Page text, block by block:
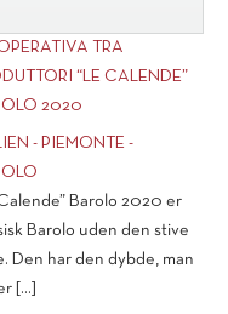
TRA
“LE CALENDE”
2020
- PIEMONTE -
Barolo 2020 er
Barolo uden den stive
Den har den dybde, man
[...]